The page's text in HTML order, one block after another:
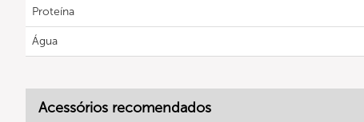
Proteína
Água
Acessórios recomendados